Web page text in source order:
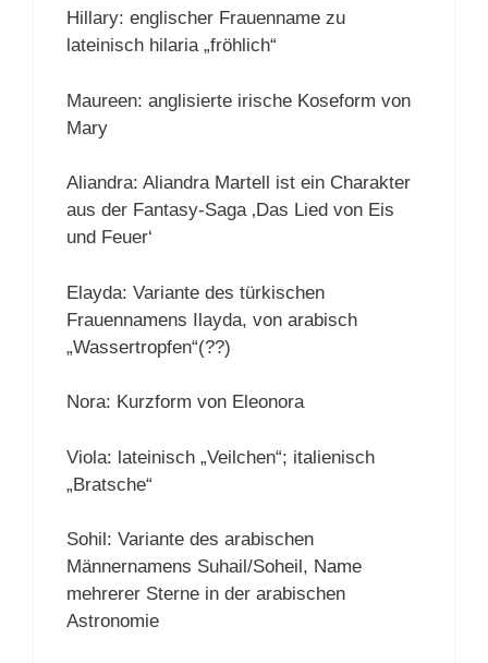
Hillary: englischer Frauenname zu
lateinisch hilaria „fröhlich“
Maureen: anglisierte irische Koseform von
Mary
Aliandra: Aliandra Martell ist ein Charakter
aus der Fantasy-Saga ‚Das Lied von Eis
und Feuer‘
Elayda: Variante des türkischen
Frauennamens Ilayda, von arabisch
„Wassertropfen“(??)
Nora: Kurzform von Eleonora
Viola: lateinisch „Veilchen“; italienisch
„Bratsche“
Sohil: Variante des arabischen
Männernamens Suhail/Soheil, Name
mehrerer Sterne in der arabischen
Astronomie